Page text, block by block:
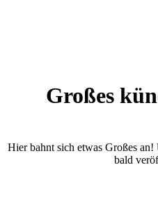
Großes
Hier bahnt sich etwas Großes
bald